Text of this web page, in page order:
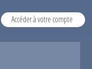
Accéder à votre compte